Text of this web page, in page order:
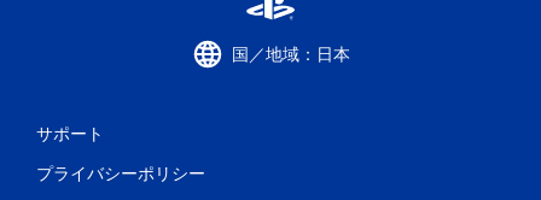
国／地域：日本
サポート
プライバシーポリシー